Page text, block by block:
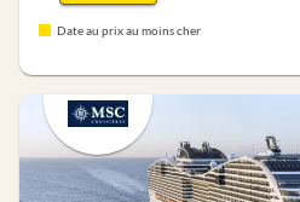
Date au prix au moins cher